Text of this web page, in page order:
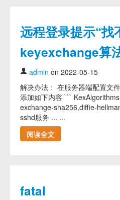
远程登录提示“找
keyexchange算
admin on 2022-05-15
解决办法： 在服务器端配置文
添加如下内容 ```
exchange-sha256,diffie-
sshd服务 ... ...
阅读全文
fatal